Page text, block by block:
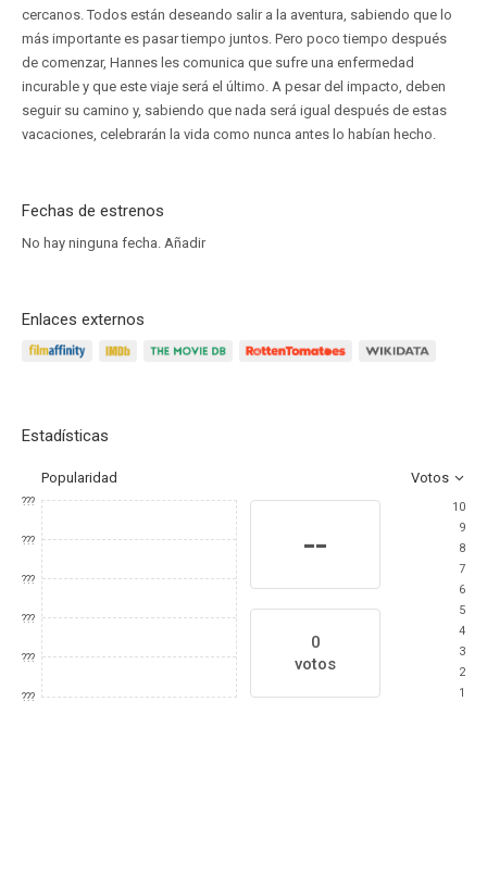
cercanos. Todos están deseando salir a la aventura, sabiendo que lo
más importante es pasar tiempo juntos. Pero poco tiempo después
de comenzar, Hannes les comunica que sufre una enfermedad
incurable y que este viaje será el último. A pesar del impacto, deben
seguir su camino y, sabiendo que nada será igual después de estas
vacaciones, celebrarán la vida como nunca antes lo habían hecho.
Fechas de estrenos
No hay ninguna fecha. Añadir
Enlaces externos
Estadísticas
Popularidad Votos
???
???
???
???
???
???
--
0
votos
10
9
8
7
6
5
4
3
2
1